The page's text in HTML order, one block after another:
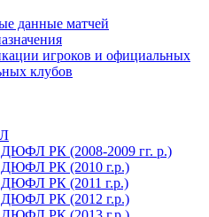
данные матчей
игроков и официальных
клубов
ДЮФЛ РК (2008-2009 гг. р.)
ДЮФЛ РК (2010 г.р.)
ДЮФЛ РК (2011 г.р.)
ДЮФЛ РК (2012 г.р.)